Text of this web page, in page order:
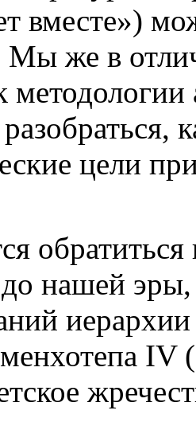
вместе»)
Мы же в
цели
до нашей
IV